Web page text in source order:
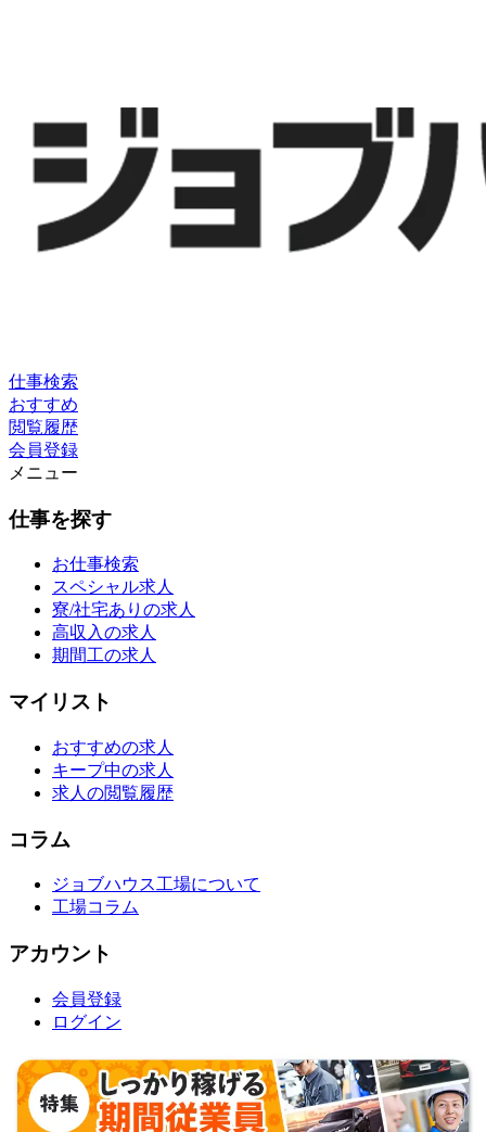
仕事検索
おすすめ
閲覧履歴
会員登録
メニュー
仕事を探す
お仕事検索
スペシャル求人
寮/社宅ありの求人
高収入の求人
期間工の求人
マイリスト
おすすめの求人
キープ中の求人
求人の閲覧履歴
コラム
ジョブハウス工場について
工場コラム
アカウント
会員登録
ログイン